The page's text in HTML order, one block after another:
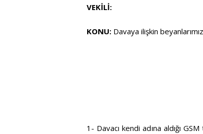
VEKİLİ:
KONU: Davaya ilişkin
1- Davacı kendi adına aldığı